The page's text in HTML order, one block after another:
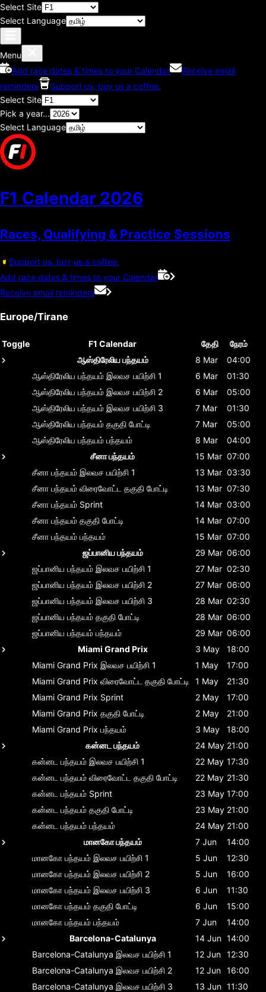
Select Site
Select Language
Menu
Add race dates & times to your Calendar
Receive email
reminders
Support us, buy us a coffee.
Select Site
Pick a year...
Select Language
F1 Calendar 2026
Races, Qualifying & Practice Sessions
Support us, buy us a coffee.
Add race dates & times to your Calendar
Receive email reminders
Europe/Tirane
Toggle F1 Calendar தேதி
நேரம்
ஆஸ்திரேலிய பந்தயம்
8 Mar
04:00
ஆஸ்திரேலிய பந்தயம் இலவச பயிற்சி 1 6 Mar
01:30
ஆஸ்திரேலிய பந்தயம் இலவச பயிற்சி 2 6 Mar
05:00
ஆஸ்திரேலிய பந்தயம் இலவச பயிற்சி 3 7 Mar
01:30
ஆஸ்திரேலிய பந்தயம் தகுதி போட்டி 7 Mar
05:00
ஆஸ்திரேலிய பந்தயம் பந்தயம் 8 Mar
04:00
சீனா பந்தயம்
15 Mar 07:00
சீனா பந்தயம் இலவச பயிற்சி 1 13 Mar 03:30
சீனா பந்தயம் விரைவோட்ட தகுதி போட்டி 13 Mar 07:30
சீனா பந்தயம் Sprint 14 Mar 03:00
சீனா பந்தயம் தகுதி போட்டி 14 Mar 07:00
சீனா பந்தயம் பந்தயம் 15 Mar 07:00
ஜப்பானிய பந்தயம்
29 Mar 06:00
ஜப்பானிய பந்தயம் இலவச பயிற்சி 1 27 Mar 02:30
ஜப்பானிய பந்தயம் இலவச பயிற்சி 2 27 Mar 06:00
ஜப்பானிய பந்தயம் இலவச பயிற்சி 3 28 Mar 02:30
ஜப்பானிய பந்தயம் தகுதி போட்டி 28 Mar 06:00
ஜப்பானிய பந்தயம் பந்தயம் 29 Mar 06:00
Miami Grand Prix
3 May
18:00
Miami Grand Prix இலவச பயிற்சி 1 1 May
17:00
Miami Grand Prix விரைவோட்ட தகுதி போட்டி 1 May
21:30
Miami Grand Prix Sprint 2 May
17:00
Miami Grand Prix தகுதி போட்டி 2 May
21:00
Miami Grand Prix பந்தயம் 3 May
18:00
கன்னட பந்தயம்
24 May 21:00
கன்னட பந்தயம் இலவச பயிற்சி 1 22 May 17:30
கன்னட பந்தயம் விரைவோட்ட தகுதி போட்டி 22 May 21:30
கன்னட பந்தயம் Sprint 23 May 17:00
கன்னட பந்தயம் தகுதி போட்டி 23 May 21:00
கன்னட பந்தயம் பந்தயம் 24 May 21:00
மானகோ பந்தயம்
7 Jun
14:00
மானகோ பந்தயம் இலவச பயிற்சி 1 5 Jun
12:30
மானகோ பந்தயம் இலவச பயிற்சி 2 5 Jun
16:00
மானகோ பந்தயம் இலவச பயிற்சி 3 6 Jun
11:30
மானகோ பந்தயம் தகுதி போட்டி 6 Jun
15:00
மானகோ பந்தயம் பந்தயம் 7 Jun
14:00
Barcelona-Catalunya
14 Jun 14:00
Barcelona-Catalunya இலவச பயிற்சி 1 12 Jun 12:30
Barcelona-Catalunya இலவச பயிற்சி 2 12 Jun 16:00
Barcelona-Catalunya இலவச பயிற்சி 3 13 Jun 11:30